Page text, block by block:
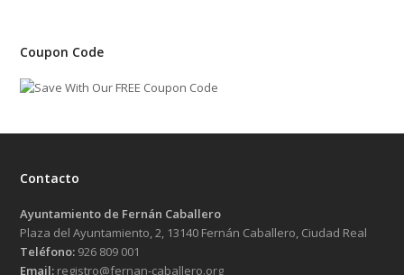
Coupon Code
Contacto
Ayuntamiento de Fernán Caballero
Plaza del Ayuntamiento, 2, 13140 Fernán Caballero, Ciudad Real
Teléfono: 926 809 001
Email: registro@fernan-caballero.org